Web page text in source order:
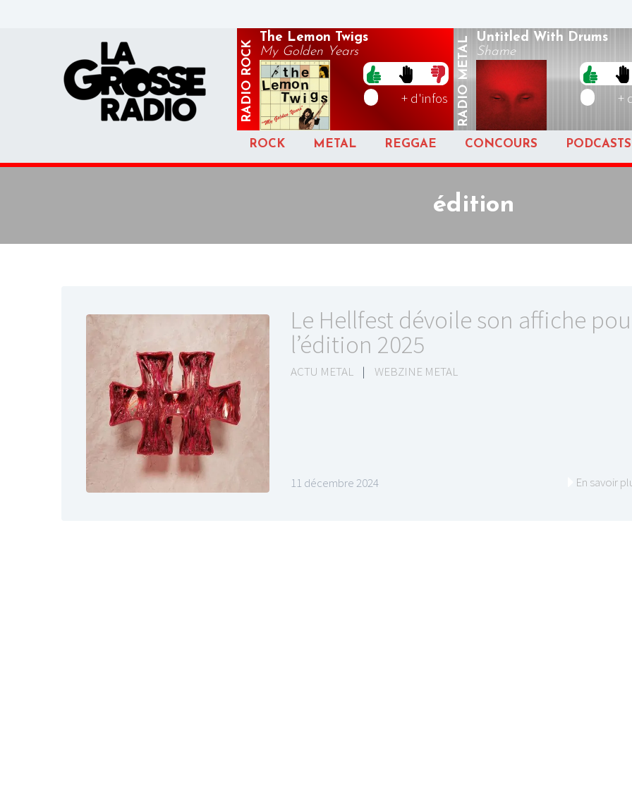
RADIO
ROCK
The Lemon Twigs
My Golden Years
+ d'infos RADIO
METAL Untitled With Drums
Shame
+
ROCK METAL REGGAE CONCOURS PODCASTS
édition
Le Hellfest dévoile son affiche
l’édition 2025
ACTU METAL | WEBZINE METAL
11 décembre 2024 En savoir